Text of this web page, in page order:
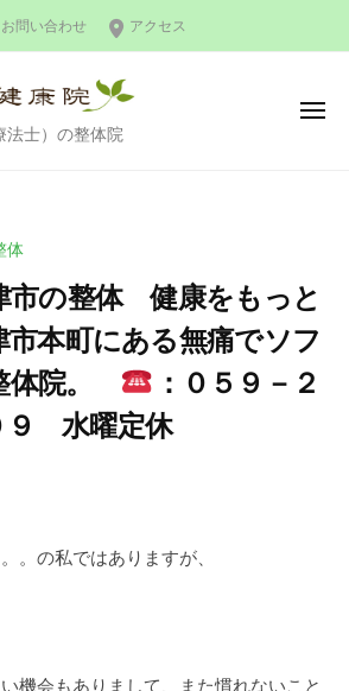
お問い合わせ アクセス
法士）の整体院
メ
体
市の整体 健康をもっと
本町にある無痛でソフ
体院。
：０５９－２
９ 水曜定休
。の私ではありますが、
機会もありまして、また慣れないこと